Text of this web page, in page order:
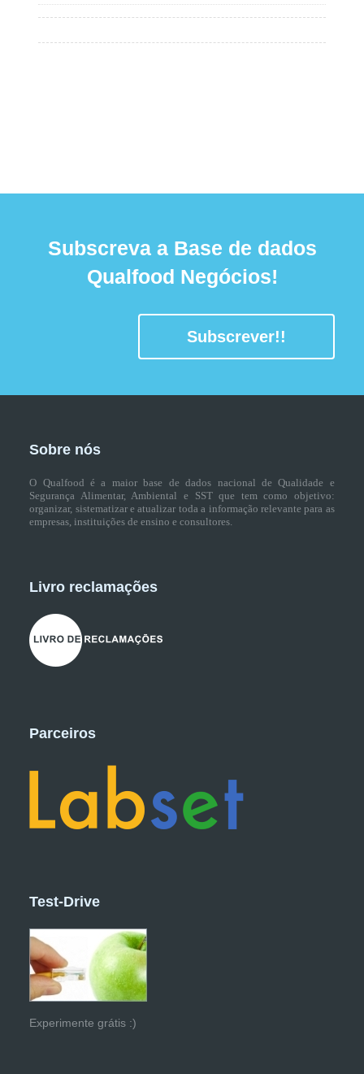
Subscreva a Base de dados
Qualfood Negócios!
Subscrever!!
Sobre nós
O Qualfood é a maior base de dados nacional de Qualidade e
Segurança Alimentar, Ambiental e SST que tem como objetivo:
organizar, sistematizar e atualizar toda a informação relevante para as
empresas, instituições de ensino e consultores.
Livro reclamações
Parceiros
Test-Drive
Experimente grátis :)